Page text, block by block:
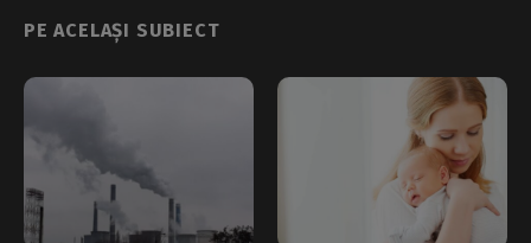
PE ACELAȘI SUBIECT